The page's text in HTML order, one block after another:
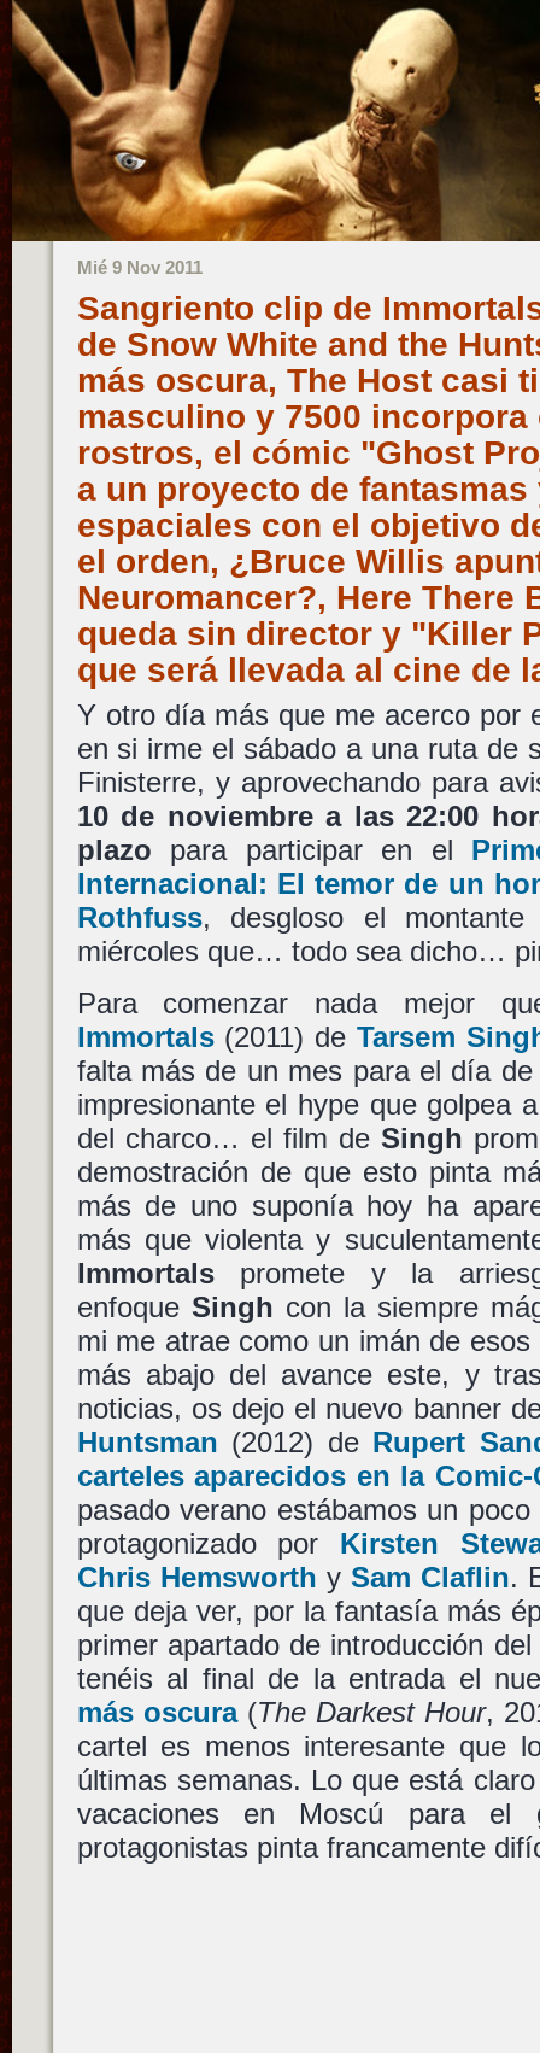
Mié 9 Nov 2011
Sangriento clip de
de Snow White and the
más oscura, The Host casi
masculino y 7500 incorpora
rostros, el cómic "Ghost
a un proyecto de
espaciales con el objetivo
el orden, ¿Bruce Willis
Neuromancer?, Here There
queda sin director y "Killer
que será llevada al cine de
Y otro día más que me acerco por
en si irme el sábado a una ruta de
Finisterre, y aprovechando para
10 de noviembre a las 22:00
plazo para participar en el
Internacional: El temor de un
Rothfuss, desgloso el
miércoles que… todo sea dicho…
Para comenzar nada mejor
Immortals(2011) deTarsem
falta más de un mes para el día
impresionante el hype que golpea
del charco… el film deSingh
demostración de que esto pinta
más de uno suponía hoy ha
más que violenta y
Immortalspromete y la
enfoque Singh con la siempre
mi me atrae como un imán de
más abajo del avance este, y
noticias, os dejo el nuevo banner
Huntsman (2012) de Rupert
carteles aparecidos en la
pasado verano estábamos un
protagonizado por Kirsten
Chris Hemsworth y Sam Claflin.
que deja ver, por la fantasía más
primer apartado de introducción
tenéis al final de la entrada el
más oscura(The Darkest Hour,
cartel es menos interesante que
últimas semanas. Lo que está
vacaciones en Moscú para el
protagonistas pinta francamente